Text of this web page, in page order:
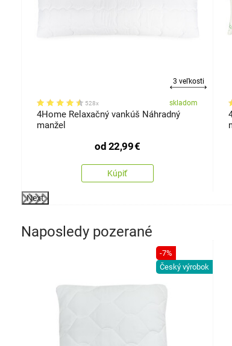
3 veľkosti
528x skladom
4Home Relaxačný vankúš Náhradný
manžel
od 22,99€
Kúpiť
Next
Naposledy pozerané
-7%
Český výrobok